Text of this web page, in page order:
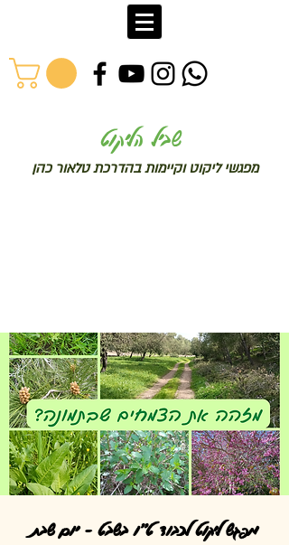
שביל הליקוט
מפגשי ליקוט וקיימות בהדרכת טלאור כהן
מפגש ליקוט לכבוד ט"ו בשבט - יום שבת